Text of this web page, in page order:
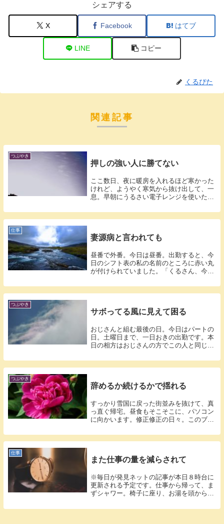
シェアする
X Facebook はてブ
LINE コピー
くるぴた
関連記事
つぶやき
押しの強い人に勝てない
ここ数日、夜に暖房を入れるほど寒かった
けれど、ようやく寒気から抜け出して、一
息。早朝にうるさい電子レンジを使いたく
仕事
妻源病と言われても
昼番で外番。今日は昼番。出勤すると、今
日のシフト表の私の名前のところに赤い丸
が付けられていました。「くるさん、今
つぶやき
サボってる風に見えて困る
おじさんと組む最後の日。今日はパートの
日。土曜日まで、一日おきの出勤です。本
日の相方はおじさんの方でこの人と同じ日
つぶやき
辞めるか続けるかで揺れる
すっかり雪国に戻った街並みを抜けて、真
っ直ぐ帰宅。昼食もそこそこに、パソコン
に向かいます。修正修正の日々。このブロ
仕事
また仕事の量を減らされて
※毎日が発見ネットの記事が本日８時台に
更新される予定です。仕事から帰って、ま
ずシャワー。椅子に座り、お湯を頭から被